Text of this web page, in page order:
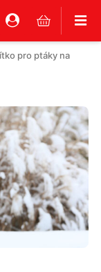
pro ptáky na